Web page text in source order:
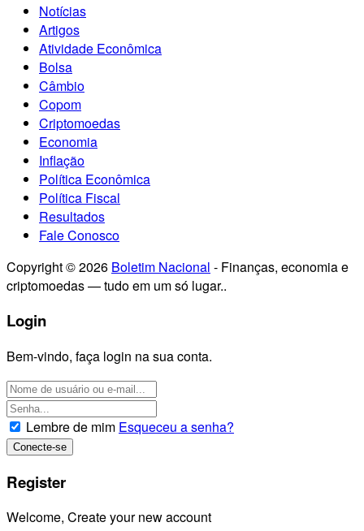
Notícias
Artigos
Atividade Econômica
Bolsa
Câmbio
Copom
Criptomoedas
Economia
Inflação
Política Econômica
Política Fiscal
Resultados
Fale Conosco
Copyright © 2026 Boletim Nacional - Finanças, economia e
criptomoedas — tudo em um só lugar..
Login
Bem-vindo, faça login na sua conta.
Lembre de mim Esqueceu a senha?
Register
Welcome, Create your new account